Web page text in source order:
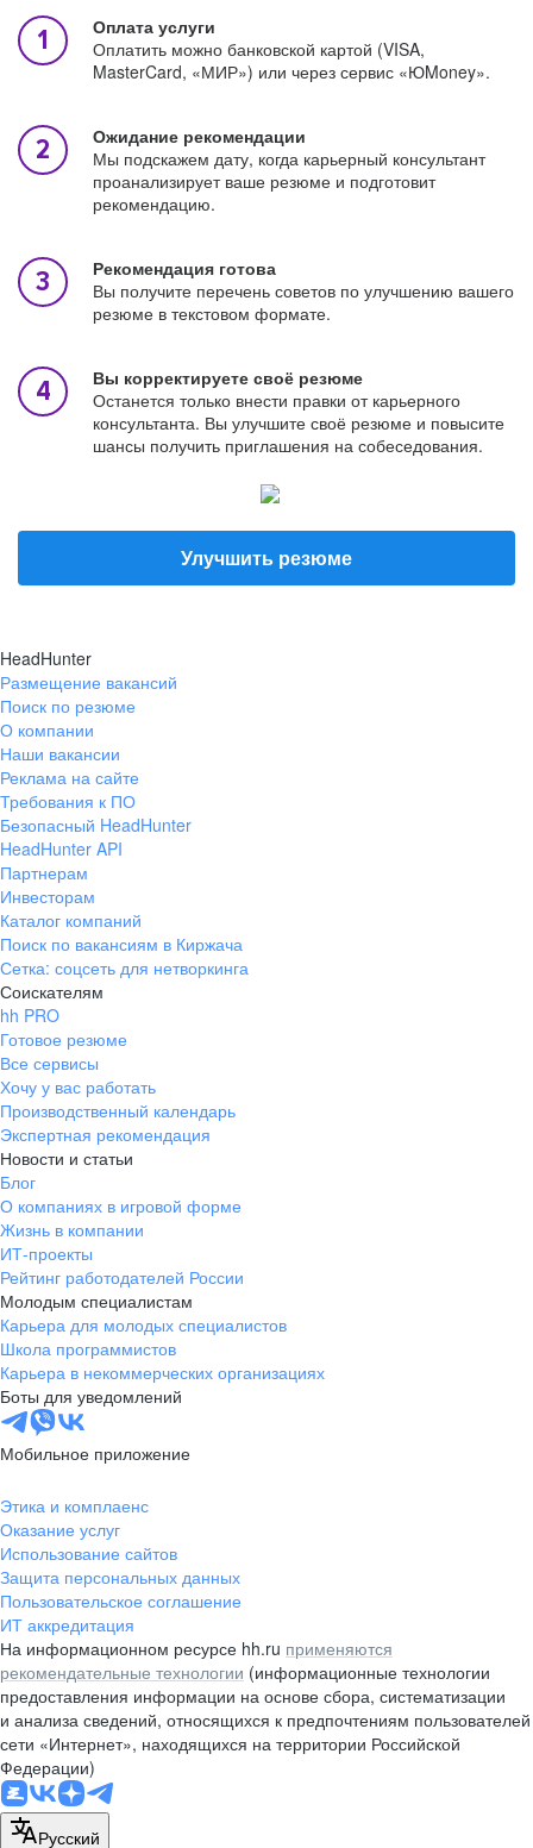
Оплата услуги
Оплатить можно банковской картой (VISA,
MasterCard, «МИР») или через сервис «ЮMoney».
Ожидание рекомендации
Мы подскажем дату, когда карьерный консультант
проанализирует ваше резюме и подготовит
рекомендацию.
Рекомендация готова
Вы получите перечень советов по улучшению вашего
резюме в текстовом формате.
Вы корректируете своё резюме
Останется только внести правки от карьерного
консультанта. Вы улучшите своё резюме и повысите
шансы получить приглашения на собеседования.
Улучшить резюме
HeadHunter
Размещение вакансий
Поиск по резюме
О компании
Наши вакансии
Реклама на сайте
Требования к ПО
Безопасный HeadHunter
HeadHunter API
Партнерам
Инвесторам
Каталог компаний
Поиск по вакансиям в Киржача
Сетка: соцсеть для нетворкинга
Соискателям
hh PRO
Готовое резюме
Все сервисы
Хочу у вас работать
Производственный календарь
Экспертная рекомендация
Новости и статьи
Блог
О компаниях в игровой форме
Жизнь в компании
ИТ-проекты
Рейтинг работодателей России
Молодым специалистам
Карьера для молодых специалистов
Школа программистов
Карьера в некоммерческих организациях
Боты для уведомлений
Мобильное приложение
Этика и комплаенс
Оказание услуг
Использование сайтов
Защита персональных данных
Пользовательское соглашение
ИТ аккредитация
На информационном ресурсе hh.ru применяются
рекомендательные технологии (информационные технологии
предоставления информации на основе сбора, систематизации
и анализа сведений, относящихся к предпочтениям пользователей
сети «Интернет», находящихся на территории Российской
Федерации)
Русский